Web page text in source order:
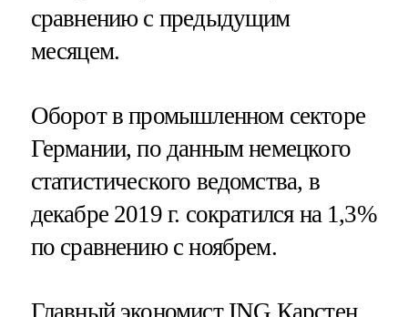
сравнению с предыдущим
месяцем.
Оборот в промышленном секторе
Германии, по данным немецкого
статистического ведомства, в
декабре 2019 г. сократился на 1,3%
по сравнению с ноябрем.
Главный экономист ING Карстен